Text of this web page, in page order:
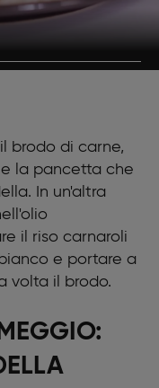
brodo di carne,
la pancetta che
In un'altra
il riso carnaroli
e portare a
volta il brodo.